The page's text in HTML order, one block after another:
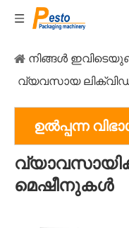
നിങ്ങൾ
വ്യവസായ
ഉൽപ്പന്ന
മെഷീനുകൾ